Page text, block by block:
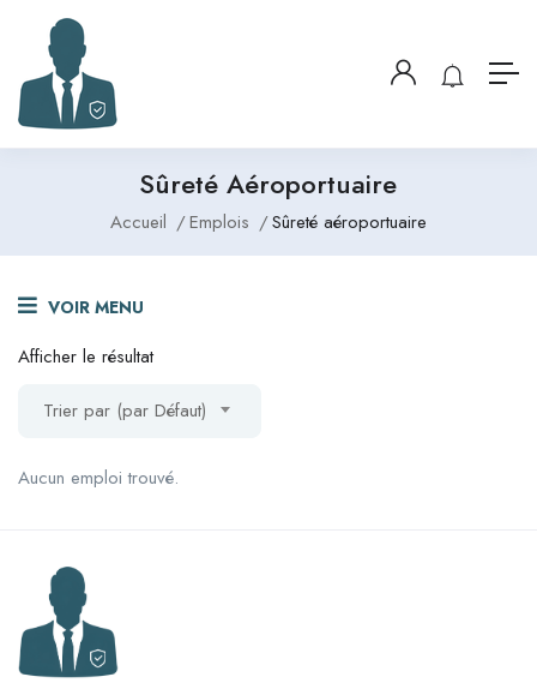
Sûreté Aéroportuaire
Accueil Emplois Sûreté aéroportuaire
VOIR MENU
Afficher le résultat
Trier par (par Défaut)
Aucun emploi trouvé.